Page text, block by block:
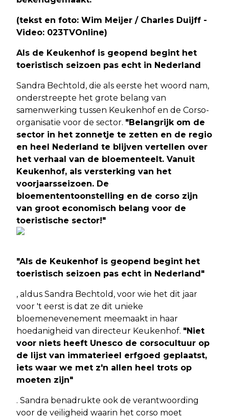
(tekst en foto: Wim Meijer / Charles Duijff -
Video: 023TVOnline)
Als de Keukenhof is geopend begint het
toeristisch seizoen pas echt in Nederland
Sandra Bechtold, die als eerste het woord nam,
onderstreepte het grote belang van
samenwerking tussen Keukenhof en de Corso-
organisatie voor de sector. "Belangrijk om de
sector in het zonnetje te zetten en de regio
en heel Nederland te blijven vertellen over
het verhaal van de bloementeelt. Vanuit
Keukenhof, als versterking van het
voorjaarsseizoen. De
bloemententoonstelling en de corso zijn
van groot economisch belang voor de
toeristische sector!"
"Als de Keukenhof is geopend begint het
toeristisch seizoen pas echt in Nederland"
, aldus Sandra Bechtold, voor wie het dit jaar
voor 't eerst is dat ze dit unieke
bloemenevenement meemaakt in haar
hoedanigheid van directeur Keukenhof. "Niet
voor niets heeft Unesco de corsocultuur op
de lijst van immaterieel erfgoed geplaatst,
iets waar we met z'n allen heel trots op
moeten zijn"
. Sandra benadrukte ook de verantwoording
voor de veiligheid waarin het corso moet